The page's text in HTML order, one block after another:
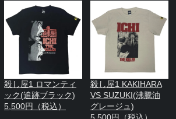
殺し屋1 ロマンティ
ック(追跡ブラック)
5,500円（税込）
殺し屋1 KAKIHARA
VS SUZUKI(沸騰油
グレージュ)